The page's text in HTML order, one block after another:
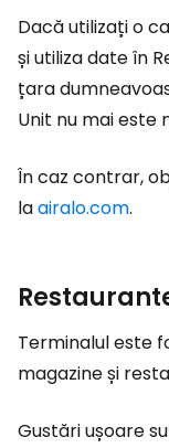
Dacă utilizați o
și utiliza date în
țara
Unit nu mai este
În caz contrar,
laairalo.com.
Terminalul este
magazine și
Gustări ușoare